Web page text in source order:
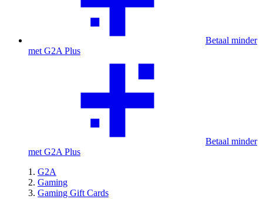
Betaal minder
met G2A Plus
Betaal minder
met G2A Plus
G2A
Gaming
Gaming Gift Cards